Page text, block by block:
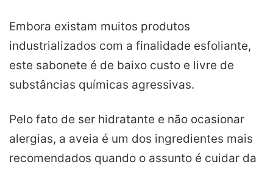
Embora existam muitos produtos
industrializados com a finalidade esfoliante,
este sabonete é de baixo custo e livre de
substâncias químicas agressivas.
Pelo fato de ser hidratante e não ocasionar
alergias, a aveia é um dos ingredientes mais
recomendados quando o assunto é cuidar da